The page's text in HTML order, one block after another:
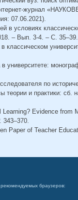
журнал
07.06.2021).
условиях
– Вып. 3-4. – С. 35–39.
классическом
университете:
по
теории и практики: сб.
Evidence from
343–370.
Paper of Teacher
браузеров: